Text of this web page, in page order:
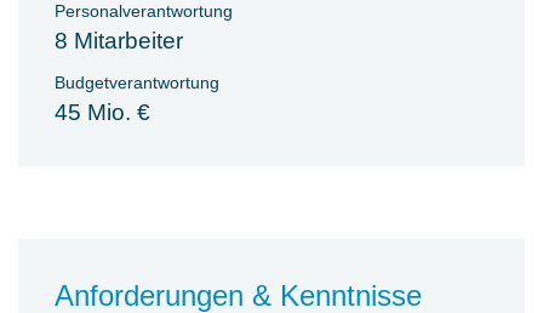
Personalverantwortung
8 Mitarbeiter
Budgetverantwortung
45 Mio. €
Anforderungen & Kenntnisse